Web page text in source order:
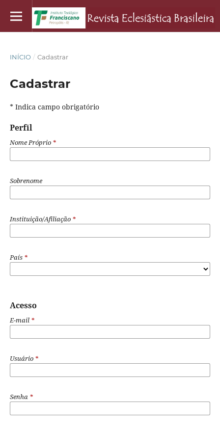
INÍCIO / Cadastrar
Cadastrar
* Indica campo obrigatório
Perfil
Nome Próprio *
Sobrenome
Instituição/Afiliação *
País *
Acesso
E-mail *
Usuário *
Senha *